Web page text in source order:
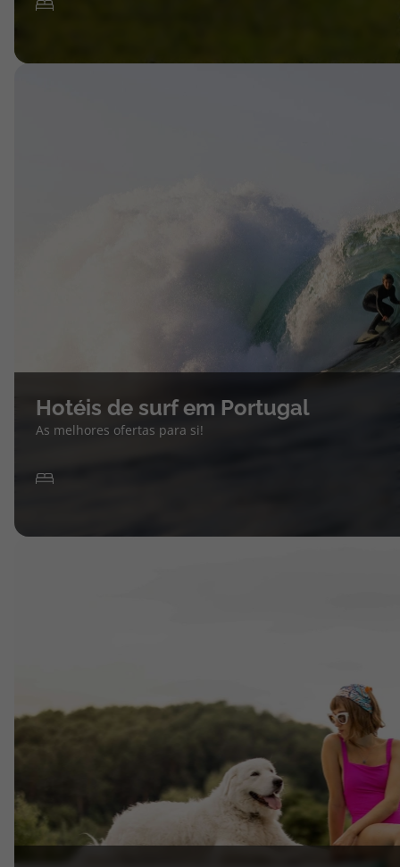
Hotéis de surf em Portugal
As melhores ofertas para si!